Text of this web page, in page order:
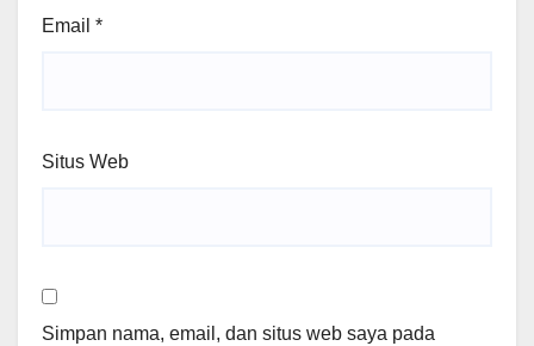
Email *
Situs Web
Simpan nama, email, dan situs web saya pada